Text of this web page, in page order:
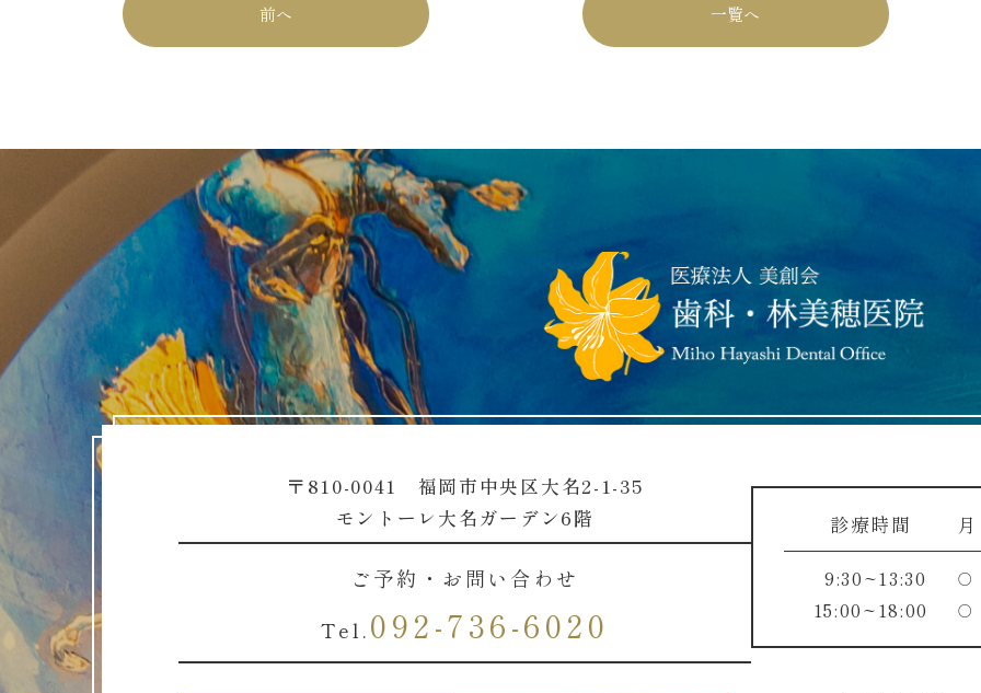
前へ 一覧へ
〒810-0041 福岡市中央区大名2-1-35
モントーレ大名ガーデン6階
ご予約・お問い合わせ
Tel.092-736-6020
診療時間 月
9:30~13:30 ○
15:00~18:00 ○